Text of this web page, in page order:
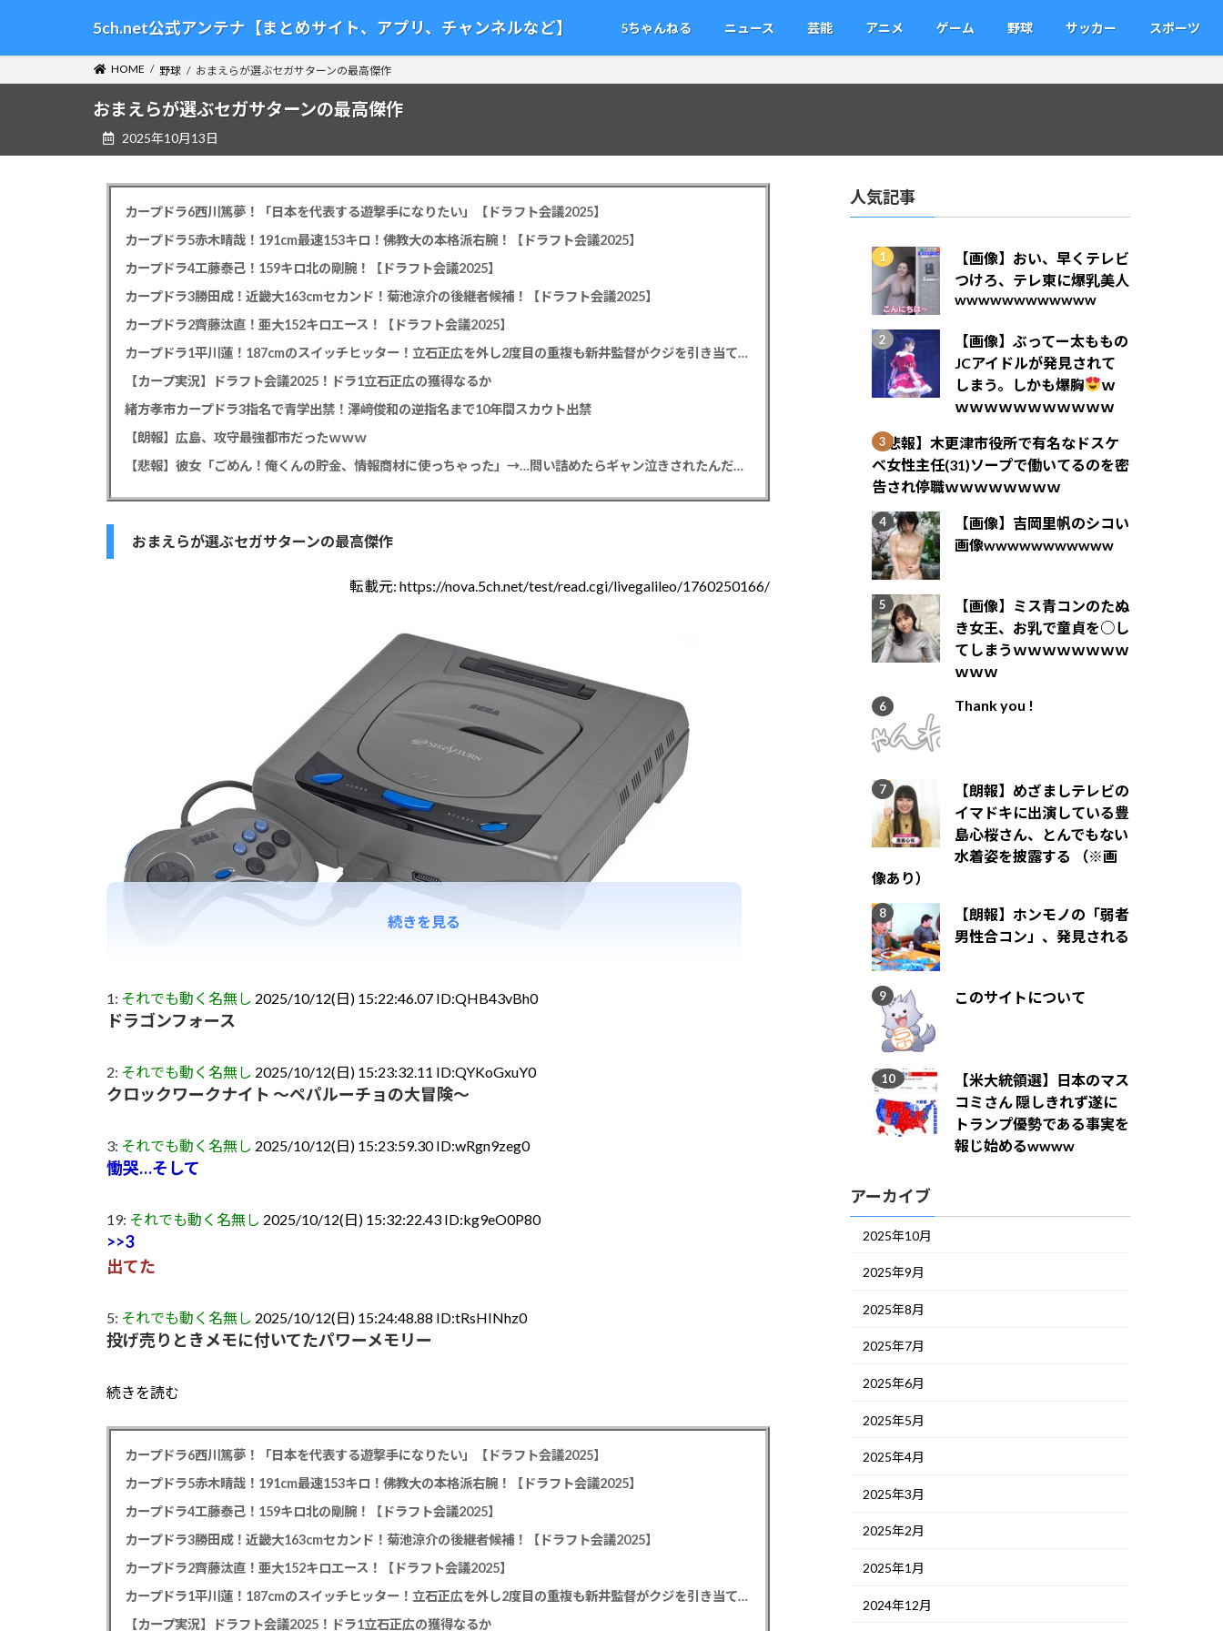
テ
ゲ
5ch.net公式アンテナ【まとめサイト、アプリ、チャンネルなど】 5ちゃんねる ニュース 芸能 アニメ ゲーム 野球 サッカー スポーツ
HOME 野球 おまえらが選ぶセガサターンの最高傑作
おまえらが選ぶセガサターンの最高傑作
2025年10月13日
カープドラ6西川篤夢！「日本を代表する遊撃手になりたい」【ドラフト会議2025】
カープドラ5赤木晴哉！191cm最速153キロ！佛教大の本格派右腕！【ドラフト会議2025】
カープドラ4工藤泰己！159キロ北の剛腕！【ドラフト会議2025】
カープドラ3勝田成！近畿大163cmセカンド！菊池涼介の後継者候補！【ドラフト会議2025】
カープドラ2齊藤汰直！亜大152キロエース！【ドラフト会議2025】
カープドラ1平川蓮！187cmのスイッチヒッター！立石正広を外し2度目の重複も新井監督がクジを引き当てる！【ドラフト会議2025】
【カープ実況】ドラフト会議2025！ドラ1立石正広の獲得なるか
緒方孝市カープドラ3指名で青学出禁！澤﨑俊和の逆指名まで10年間スカウト出禁
【朗報】広島、攻守最強都市だったｗｗｗ
【悲報】彼女「ごめん！俺くんの貯金、情報商材に使っちゃった」→…問い詰めたらギャン泣きされたんだが俺が悪いのか？
おまえらが選ぶセガサターンの最高傑作
転載元:https://nova.5ch.net/test/read.cgi/livegalileo/1760250166/
1: それでも動く名無し 2025/10/12(日) 15:22:46.07 ID:QHB43vBh0
ドラゴンフォース
2: それでも動く名無し 2025/10/12(日) 15:23:32.11 ID:QYKoGxuY0
クロックワークナイト ～ペパルーチョの大冒険～
3: それでも動く名無し 2025/10/12(日) 15:23:59.30 ID:wRgn9zeg0
慟哭…そして
19: それでも動く名無し 2025/10/12(日) 15:32:22.43 ID:kg9eO0P80
>>3
出てた
5: それでも動く名無し 2025/10/12(日) 15:24:48.88 ID:tRsHINhz0
投げ売りときメモに付いてたパワーメモリー
続きを読む
続きを見る
カープドラ6西川篤夢！「日本を代表する遊撃手になりたい」【ドラフト会議2025】
カープドラ5赤木晴哉！191cm最速153キロ！佛教大の本格派右腕！【ドラフト会議2025】
カープドラ4工藤泰己！159キロ北の剛腕！【ドラフト会議2025】
カープドラ3勝田成！近畿大163cmセカンド！菊池涼介の後継者候補！【ドラフト会議2025】
カープドラ2齊藤汰直！亜大152キロエース！【ドラフト会議2025】
カープドラ1平川蓮！187cmのスイッチヒッター！立石正広を外し2度目の重複も新井監督がクジを引き当てる！【ドラフト会議2025】
【カープ実況】ドラフト会議2025！ドラ1立石正広の獲得なるか
人気記事
【画像】おい、早くテレビ
つけろ、テレ東に爆乳美人
wwwwwwwwwwww
【画像】ぶってー太ももの
JCアイドルが発見されて
しまう。しかも爆胸
ｗ
ｗｗｗｗｗｗｗｗｗｗｗ
【悲報】木更津市役所で有名なドスケ
ベ女性主任(31)ソープで働いてるのを密
告され停職ｗｗｗｗｗｗｗｗ
【画像】吉岡里帆のシコい
画像wwwwwwwwwww
【画像】ミス青コンのたぬ
き女王、お乳で童貞を○し
てしまうｗｗｗｗｗｗｗｗ
ｗｗｗ
Thank you !
【朗報】めざましテレビの
イマドキに出演している豊
島心桜さん、とんでもない
水着姿を披露する （※画
像あり）
【朗報】ホンモノの「弱者
男性合コン」、発見される
このサイトについて
【米大統領選】日本のマス
コミさん 隠しきれず遂に
トランプ優勢である事実を
報じ始めるwwww
アーカイブ
2025年10月
2025年9月
2025年8月
2025年7月
2025年6月
2025年5月
2025年4月
2025年3月
2025年2月
2025年1月
2024年12月